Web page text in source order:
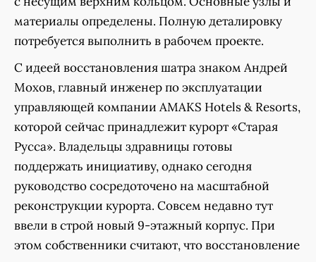
материалы определены. Полную деталировку
потребуется выполнить в рабочем проекте.
С идеей восстановления шатра знаком Андрей
Мохов, главный инженер по эксплуатации
управляющей компании AMAKS Hotels & Resorts,
которой сейчас принадлежит курорт «Старая
Русса». Владельцы здравницы готовы
поддержать инициативу, однако сегодня
руководство сосредоточено на масштабной
реконструкции курорта. Совсем недавно тут
ввели в строй новый 9-этажный корпус. При
этом собственники считают, что восстановление